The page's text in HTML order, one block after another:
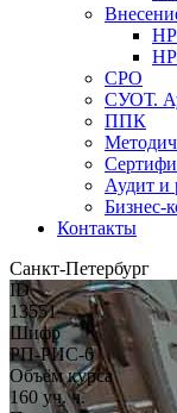
СРО
СУОТ.
ППК
Аудит и
Бизнес-
Контакты
Санкт-Петербург
ID
13551
Шифр
РП-РИС-6
Объём курса
160 уч. ч.